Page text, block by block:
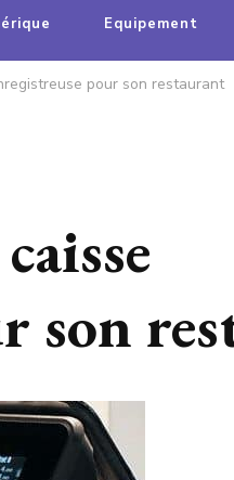
Equipement
pour son restaurant
son